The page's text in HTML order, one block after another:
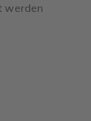
werden